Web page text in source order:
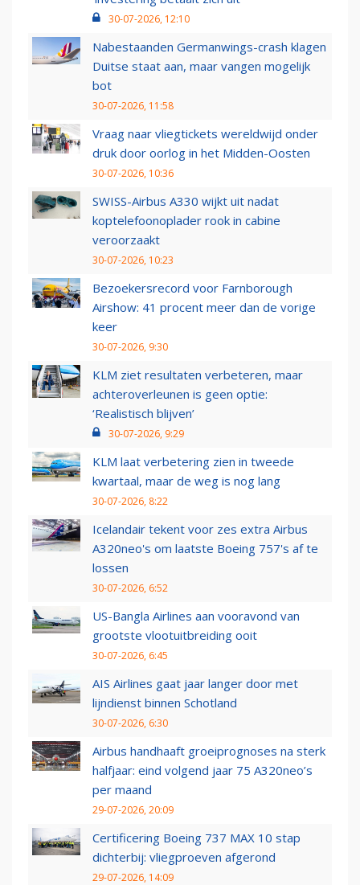
30-07-2026, 12:10
Nabestaanden Germanwings-crash klagen
Duitse staat aan, maar vangen mogelijk
bot
30-07-2026, 11:58
Vraag naar vliegtickets wereldwijd onder
druk door oorlog in het Midden-Oosten
30-07-2026, 10:36
SWISS-Airbus A330 wijkt uit nadat
koptelefoonoplader rook in cabine
veroorzaakt
30-07-2026, 10:23
Bezoekersrecord voor Farnborough
Airshow: 41 procent meer dan de vorige
keer
30-07-2026, 9:30
KLM ziet resultaten verbeteren, maar
achteroverleunen is geen optie:
‘Realistisch blijven’
30-07-2026, 9:29
KLM laat verbetering zien in tweede
kwartaal, maar de weg is nog lang
30-07-2026, 8:22
Icelandair tekent voor zes extra Airbus
A320neo's om laatste Boeing 757's af te
lossen
30-07-2026, 6:52
US-Bangla Airlines aan vooravond van
grootste vlootuitbreiding ooit
30-07-2026, 6:45
AIS Airlines gaat jaar langer door met
lijndienst binnen Schotland
30-07-2026, 6:30
Airbus handhaaft groeiprognoses na sterk
halfjaar: eind volgend jaar 75 A320neo’s
per maand
29-07-2026, 20:09
Certificering Boeing 737 MAX 10 stap
dichterbij: vliegproeven afgerond
29-07-2026, 14:09